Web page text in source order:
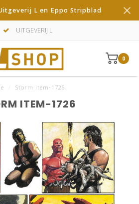
L en Eppo Stripblad
UITGEVERIJ L
0
Storm item-1726
ITEM-1726